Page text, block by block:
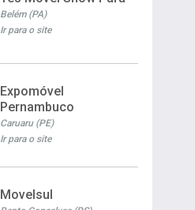
Belém (PA)
Ir para o site
Expomóvel
Pernambuco
Caruaru (PE)
Ir para o site
Movelsul